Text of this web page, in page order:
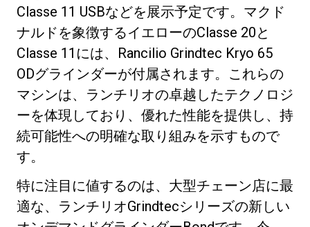
Classe 11 USBなどを展示予定です。マクド
ナルドを象徴するイエローのClasse 20と
Classe 11には、Rancilio Grindtec Kryo 65
ODグラインダーが付属されます。これらの
マシンは、ランチリオの卓越したテクノロジ
ーを体現しており、優れた性能を提供し、持
続可能性への明確な取り組みを示すもので
す。
特に注目に値するのは、大型チェーン店に最
適な、ランチリオGrindtecシリーズの新しい